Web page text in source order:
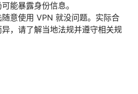
能暴露身份信息。
意使用 VPN 就没问题。实际合
，请了解当地法规并遵守相关规